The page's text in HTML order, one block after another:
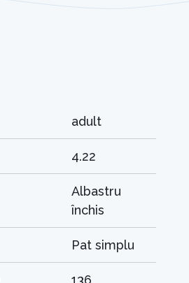
adult
4.22
Albastru
închis
Pat simplu
136